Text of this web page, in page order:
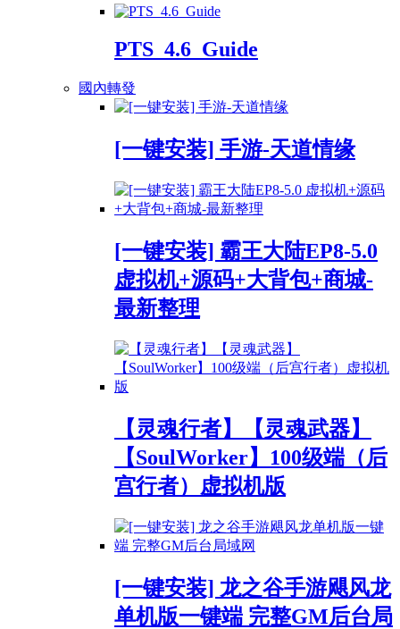
PTS_4.6_Guide
國內轉發
[一键安装] 手游-天道情缘
[一键安装] 霸王大陆EP8-5.0
虚拟机+源码+大背包+商城-
最新整理
【灵魂行者】【灵魂武器】
【SoulWorker】100级端（后
宫行者）虚拟机版
[一键安装] 龙之谷手游飓风龙
单机版一键端 完整GM后台局